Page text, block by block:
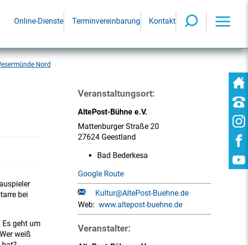
Online-Dienste Terminvereinbarung Kontakt
Nord
bei
geht um
weiß
Veranstaltungsort:
AltePost-Bühne e.V.
Mattenburger Straße 20
27624 Geestland
Bad Bederkesa
Google Route
Kultur@AltePost-Buehne.de
Web: www.altepost-buehne.de
Veranstalter: